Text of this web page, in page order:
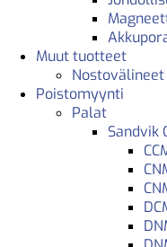
Muut tuotteet
Nostovälineet
Poistomyynti
Palat
Sandvik